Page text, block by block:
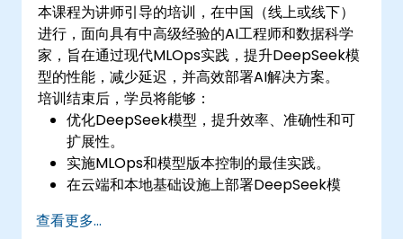
本课程为讲师引导的培训，在中国（线上或线下）
进行，面向具有中高级经验的AI工程师和数据科学
家，旨在通过现代MLOps实践，提升DeepSeek模
型的性能，减少延迟，并高效部署AI解决方案。
培训结束后，学员将能够：
优化DeepSeek模型，提升效率、准确性和可
扩展性。
实施MLOps和模型版本控制的最佳实践。
在云端和本地基础设施上部署DeepSeek模
有效监控、维护和扩展AI解决方案。
查看更多...